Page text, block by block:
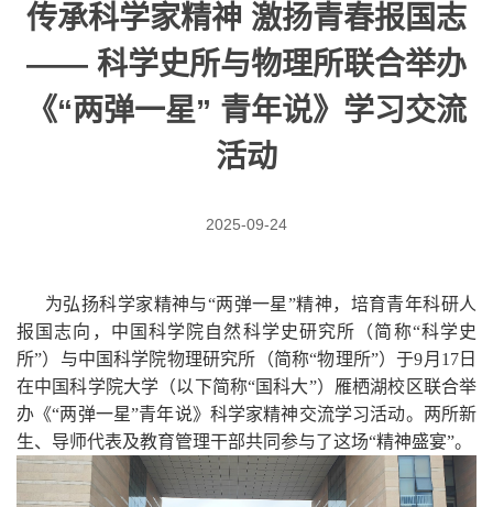
传承科学家精神 激扬青春报国志
—— 科学史所与物理所联合举办
《“两弹一星” 青年说》学习交流
活动
2025-09-24
为弘扬科学家精神与“两弹一星”精神，培育青年科研人
报国志向，中国科学院自然科学史研究所（简称“科学史
所”）与中国科学院物理研究所（简称“物理所”）于9月 17日
在中国科学院大学（以下简称“国科大”）雁栖湖校区联合举
办《“两弹一星”青年说》科学家精神交流学习活动。两所新
生、导师代表及教育管理干部共同参与了这场“精神盛宴”。